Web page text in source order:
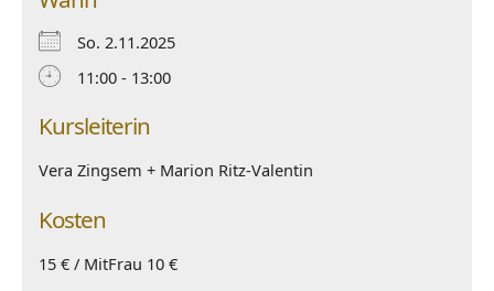
So. 2.11.2025
11:00 - 13:00
Kursleiterin
Vera Zingsem + Marion Ritz-Valentin
Kosten
15 € / MitFrau 10 €